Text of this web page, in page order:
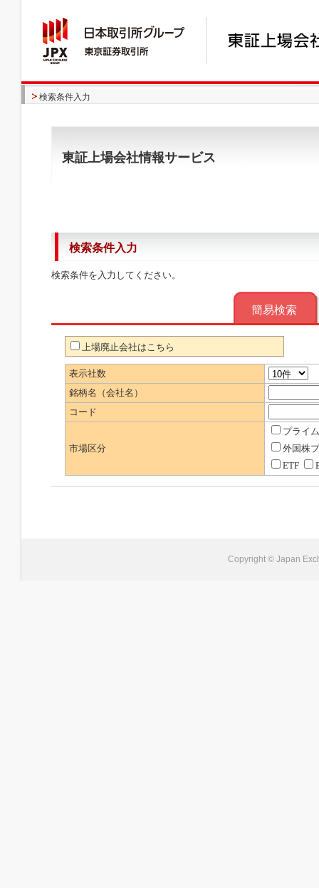
検索条件入力
東証上場会社情報サービス
検索条件入力
検索条件を入力してください。
簡易検索
上場廃止会社はこちら
表示社数
銘柄名（会社名）
コード
市場区分
プライム
外国株
ETF